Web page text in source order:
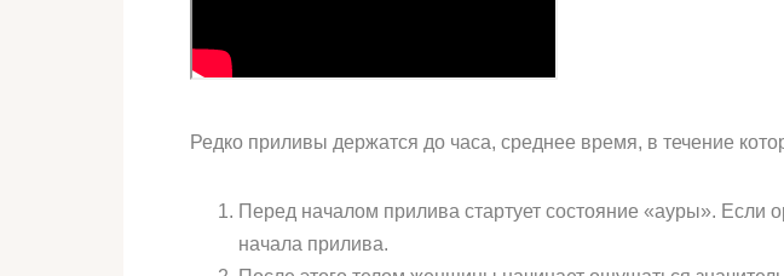
Редко приливы держатся до часа, среднее время, в течение
Перед началом прилива стартует состояние «ауры». Если
начала прилива.